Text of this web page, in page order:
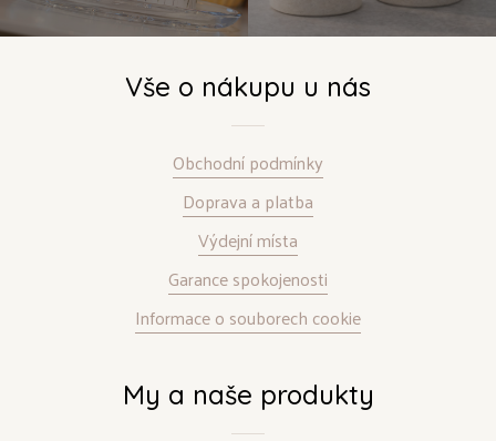
Vše o nákupu u nás
Obchodní podmínky
Doprava a platba
Výdejní místa
Garance spokojenosti
Informace o souborech cookie
My a naše produkty